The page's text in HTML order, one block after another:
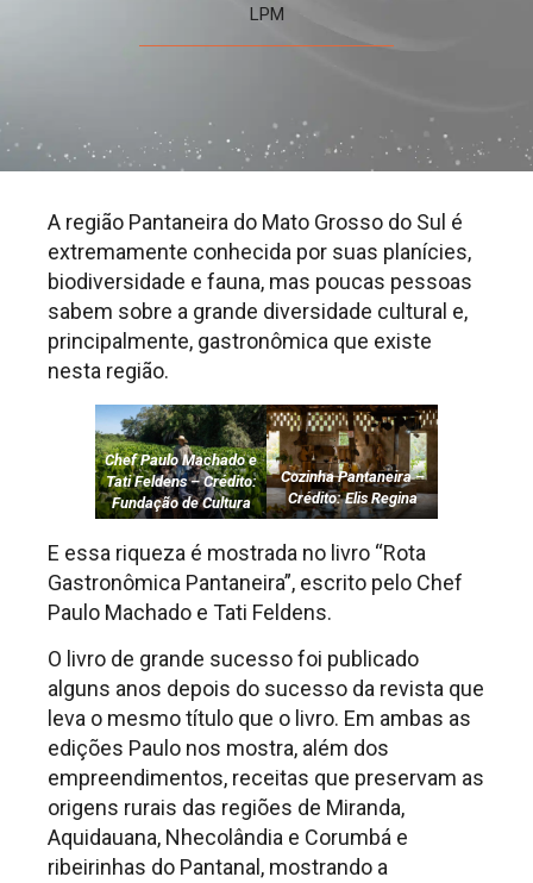
LPM
A região Pantaneira do Mato Grosso do Sul é
extremamente conhecida por suas planícies,
biodiversidade e fauna, mas poucas pessoas
sabem sobre a grande diversidade cultural e,
principalmente, gastronômica que existe
nesta região.
Chef Paulo Machado e
Tati Feldens – Crédito:
Fundação de Cultura
MS
Cozinha Pantaneira –
Crédito: Elis Regina
E essa riqueza é mostrada no livro “Rota
Gastronômica Pantaneira”, escrito pelo Chef
Paulo Machado e Tati Feldens.
O livro de grande sucesso foi publicado
alguns anos depois do sucesso da revista que
leva o mesmo título que o livro. Em ambas as
edições Paulo nos mostra, além dos
empreendimentos, receitas que preservam as
origens rurais das regiões de Miranda,
Aquidauana, Nhecolândia e Corumbá e
ribeirinhas do Pantanal, mostrando a